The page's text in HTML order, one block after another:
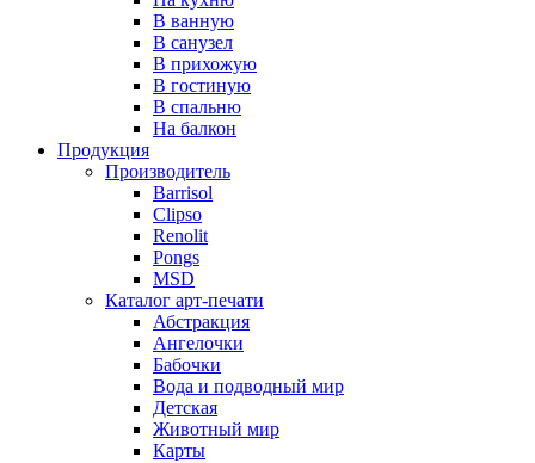
В ванную
В санузел
В прихожую
В гостиную
В спальню
На балкон
Продукция
Производитель
Barrisol
Clipso
Renolit
Pongs
MSD
Каталог арт-печати
Абстракция
Ангелочки
Бабочки
Вода и подводный мир
Детская
Животный мир
Карты